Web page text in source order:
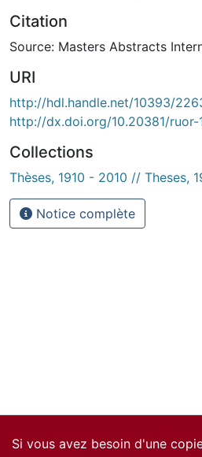
Citation
Source: Masters Abstracts
URI
http://hdl.handle.net/10393/
http://dx.doi.org/10.20381/ruor-
Collections
Thèses, 1910 - 2010 // Theses,
Notice complète
Si vous avez besoin d'une